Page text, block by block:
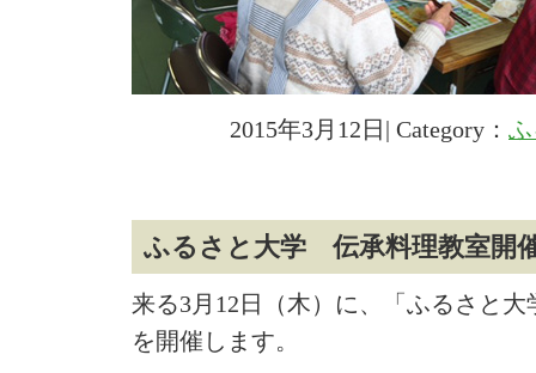
2015年3月12日| Category：
ふるさと大学 伝承料理教室開
来る3月12日（木）に、「ふるさと
を開催します。